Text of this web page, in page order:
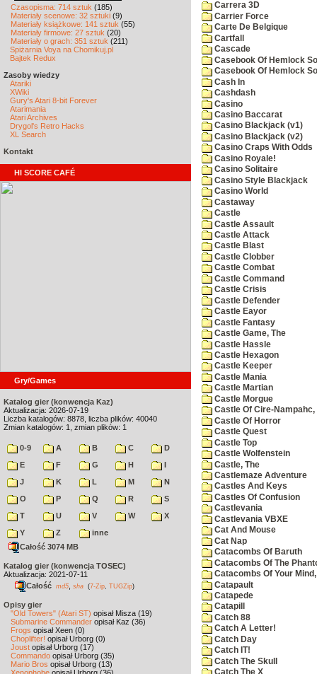
Czasopisma: 714 sztuk (185)
Materiały scenowe: 32 sztuki (9)
Materiały książkowe: 141 sztuk (55)
Materiały firmowe: 27 sztuk (20)
Materiały o grach: 351 sztuk (211)
Spiżarnia Voya na Chomikuj.pl
Bajtek Redux
Zasoby wiedzy
Atariki
XWiki
Gury's Atari 8-bit Forever
Atarimania
Atari Archives
Drygol's Retro Hacks
XL Search
Kontakt
HI SCORE CAFÉ
Gry/Games
Katalog gier (konwencja Kaz)
Aktualizacja: 2026-07-19
Liczba katalogów: 8878, liczba plików: 40040
Zmian katalogów: 1, zmian plików: 1
0-9 A B C
D
E
F G H
I
J
K L M
N
O
P Q R
S
T
U V W
X
Y
Z
inne
Całość 3074 MB
Katalog gier (konwencja TOSEC)
Aktualizacja: 2021-07-11
Całość md5 sha (7-Zip TUGZip)
Opisy gier
"Old Towers" (Atari ST) opisał Misza (19)
Submarine Commander opisał Kaz (36)
Frogs opisał Xeen (0)
Choplifter! opisał Urborg (0)
Joust opisał Urborg (17)
Commando opisał Urborg (35)
Mario Bros opisał Urborg (13)
Carrera 3D
Carrier Force
Carte De Belgique
Cartfall
Cascade
Casebook Of Hemlock
Casebook Of Hemlock
Cash In
Cashdash
Casino
Casino Baccarat
Casino Blackjack (v1)
Casino Blackjack (v2)
Casino Craps With Odds
Casino Royale!
Casino Solitaire
Casino Style Blackjack
Casino World
Castaway
Castle
Castle Assault
Castle Attack
Castle Blast
Castle Clobber
Castle Combat
Castle Command
Castle Crisis
Castle Defender
Castle Eayor
Castle Fantasy
Castle Game, The
Castle Hassle
Castle Hexagon
Castle Keeper
Castle Mania
Castle Martian
Castle Morgue
Castle Of Cire-Nampahc,
Castle Of Horror
Castle Quest
Castle Top
Castle Wolfenstein
Castle, The
Castlemaze Adventure
Castles And Keys
Castles Of Confusion
Castlevania
Castlevania VBXE
Cat And Mouse
Cat Nap
Catacombs Of Baruth
Catacombs Of The
Catacombs Of Your
Catapault
Catapede
Catapill
Catch 88
Catch A Letter!
Catch Day
Catch IT!
Catch The Skull
Catch The X